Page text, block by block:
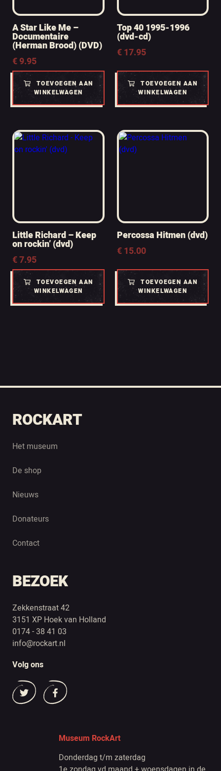
A Star Like Me –
Documentaire
(Herman Brood) (DVD)
€9.95
TOEVOEGEN AAN
WINKELWAGEN
Top 40 1995-1996
(dvd-cd)
€17.95
TOEVOEGEN AAN
WINKELWAGEN
Little Richard – Keep
on rockin’ (dvd)
€7.95
TOEVOEGEN AAN
WINKELWAGEN
Percossa Hitmen (dvd)
€15.00
TOEVOEGEN AAN
WINKELWAGEN
ROCKART
Het museum
De shop
Nieuws
Donateurs
Contact
BEZOEK
Zekkenstraat 42
3151 XP Hoek van Holland
0174 - 38 41 03
info@rockart.nl
Volg ons
Museum RockArt
Donderdag t/m zaterdag